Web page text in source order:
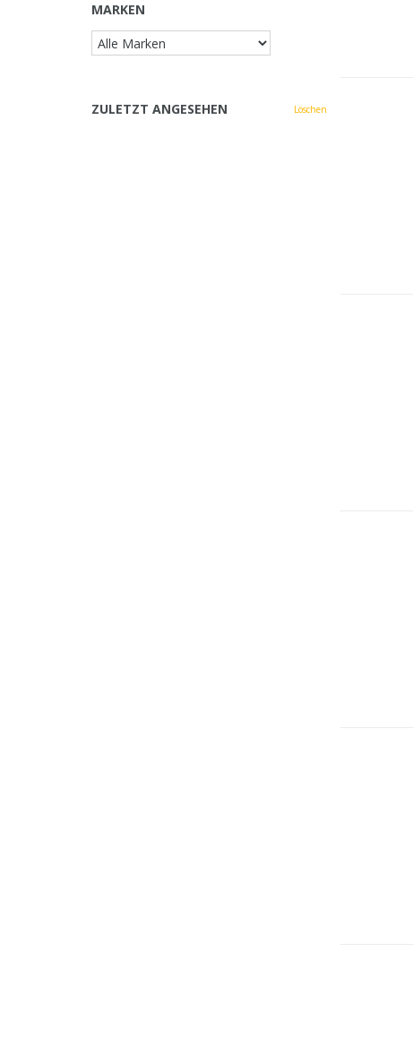
MARKEN
ZULETZT ANGESEHEN Löschen